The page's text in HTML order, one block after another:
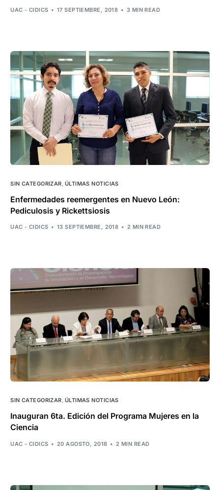
UAC - CIDICS 17 SEPTIEMBRE, 2018 3 MIN READ
SIN CATEGORIZAR ÚLTIMAS NOTICIAS
Enfermedades reemergentes en Nuevo León:
Pediculosis y Rickettsiosis
UAC - CIDICS 13 SEPTIEMBRE, 2018 2 MIN READ
SIN CATEGORIZAR, ÚLTIMAS NOTICIAS
Inauguran 6ta. Edición del Programa Mujeres en la
Ciencia
UAC - CIDICS 20 AGOSTO, 2018 2 MIN READ